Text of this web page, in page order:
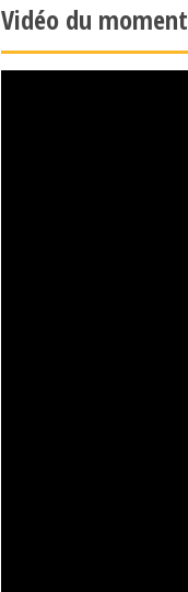
Vidéo du moment